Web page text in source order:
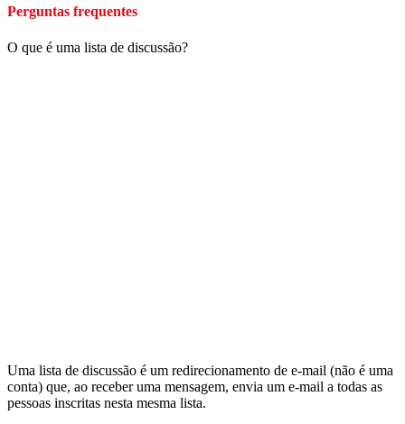
Perguntas frequentes
O que é uma lista de discussão?
Uma lista de discussão é um redirecionamento de e-mail (não é uma
conta) que, ao receber uma mensagem, envia um e-mail a todas as
pessoas inscritas nesta mesma lista.